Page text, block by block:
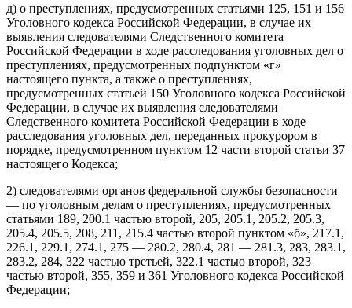
д) о преступлениях, предусмотренных статьями 125, 151 и 156
Уголовного кодекса Российской Федерации, в случае их
выявления следователями Следственного комитета
Российской Федерации в ходе расследования уголовных дел о
преступлениях, предусмотренных подпунктом «г»
настоящего пункта, а также о преступлениях,
предусмотренных статьей 150 Уголовного кодекса Российской
Федерации, в случае их выявления следователями
Следственного комитета Российской Федерации в ходе
расследования уголовных дел, переданных прокурором в
порядке, предусмотренном пунктом 12 части второй статьи 37
настоящего Кодекса;
2) следователями органов федеральной службы безопасности
— по уголовным делам о преступлениях, предусмотренных
статьями 189, 200.1 частью второй, 205, 205.1, 205.2, 205.3,
205.4, 205.5, 208, 211, 215.4 частью второй пунктом «б», 217.1,
226.1, 229.1, 274.1, 275 — 280.2, 280.4, 281 — 281.3, 283, 283.1,
283.2, 284, 322 частью третьей, 322.1 частью второй, 323
частью второй, 355, 359 и 361 Уголовного кодекса Российской
Федерации;